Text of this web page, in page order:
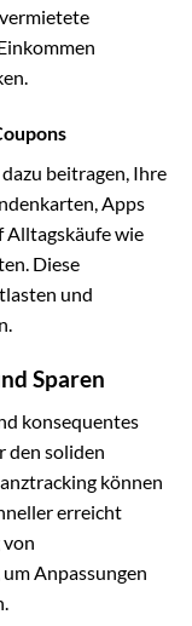
beitragen, Ihre
Apps
Alltagskäufe wie
Diese
und
Sparen
konsequentes
den soliden
können
erreicht
Anpassungen